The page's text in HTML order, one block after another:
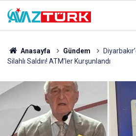
Anasayfa Gündem
Silahlı Saldırı! ATM’ler Kurşunlandı